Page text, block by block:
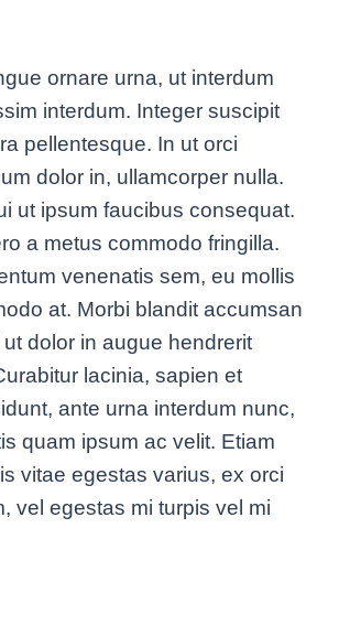
ornare urna, ut interdum
interdum. Integer suscipit
pellentesque. In ut orci
dolor in, ullamcorper nulla.
ut ipsum faucibus consequat.
a metus commodo fringilla.
venenatis sem, eu mollis
at. Morbi blandit accumsan
dolor in augue hendrerit
lacinia, sapien et
ante urna interdum nunc,
quam ipsum ac velit. Etiam
vitae egestas varius, ex orci
vel egestas mi turpis vel mi